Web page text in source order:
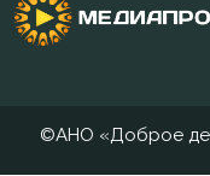
Жизнь вечная
©АНО «Доброе